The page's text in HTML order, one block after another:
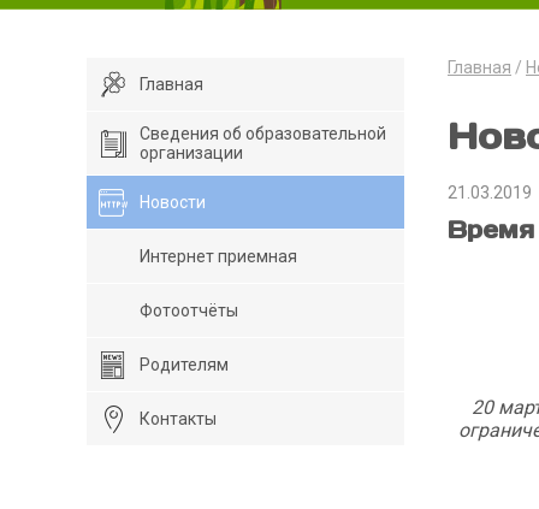
Главная
Сведения об образовательной
организации
Новости
Интернет приемная
Фотоотчёты
Родителям
Контакты
Главная
21.03.2019
20